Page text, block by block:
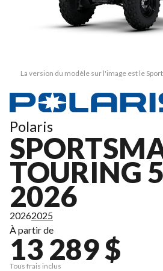
La version du modèle sur l'image est le
Polaris
TOURING
2026
20262025
À partir de
13 289 $
Tous frais inclus